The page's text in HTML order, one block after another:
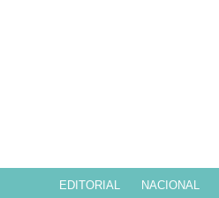
EDITORIAL NACIONAL